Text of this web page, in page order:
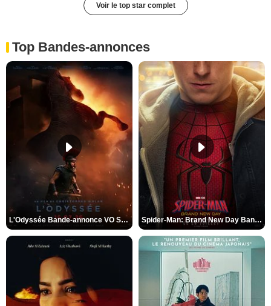
Voir le top star complet
Top Bandes-annonces
L'Odyssée Bande-annonce VO STFR Spider-Man: Brand New Day Bande-annonce VO STFR